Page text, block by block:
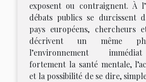
exposent ou contraignent. À
débats publics se durcissent
pays européens, chercheurs
décrivent un même
l’environnement
fortement la santé mentale,
et la possibilité de se dire,